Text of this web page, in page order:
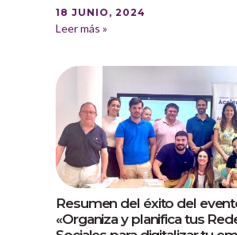
18 JUNIO, 2024
Leer más »
Resumen del éxito del
«Organiza y planifica tus